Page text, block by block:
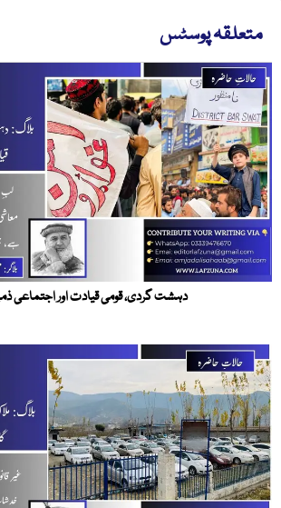
متعلقہ پوسٹس
دہشت گردی، قومی قیادت اور اجتماعی